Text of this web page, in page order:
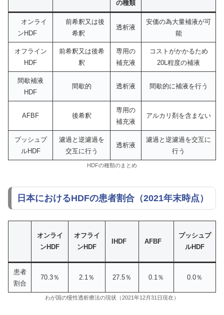
の種類
オンライ
ンHDF
前希釈又は後
希釈
透析液
安価の為大量補液が可
能
オフライン
HDF
前希釈又は後希
釈
専用の
補充液
コストがかかるため
20L程度の補液
間歇補液
HDF
間歇的 透析液 間歇的に補液を行う
AFBF 後希釈
専用の
補充液
アルカリ剤を含まない
プッシュプ
ルHDF
濾過と逆濾過を
交互に行う
透析液
濾過と逆濾過を交互に
行う
HDFの種類のまとめ
日本におけるHDFの患者割合（2021年末時点）
オンライ
ンHDF
オフライ
ンHDF
IHDF AFBF
プッシュプ
ルHDF
患者
割合
70.3％ 2.1％ 27.5％ 0.1％ 0.0％
わが国の慢性透析療法の現状（2021年12月31日現在）